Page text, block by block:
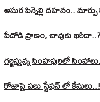
అసుర పిన్నెల్లి దహనం..
పేదోడి ప్రాణం, చావుకు
గర్జిస్తున్న సింహపురిలో
రోజాపై పలు స్టేషన్ లో కేసులు..!